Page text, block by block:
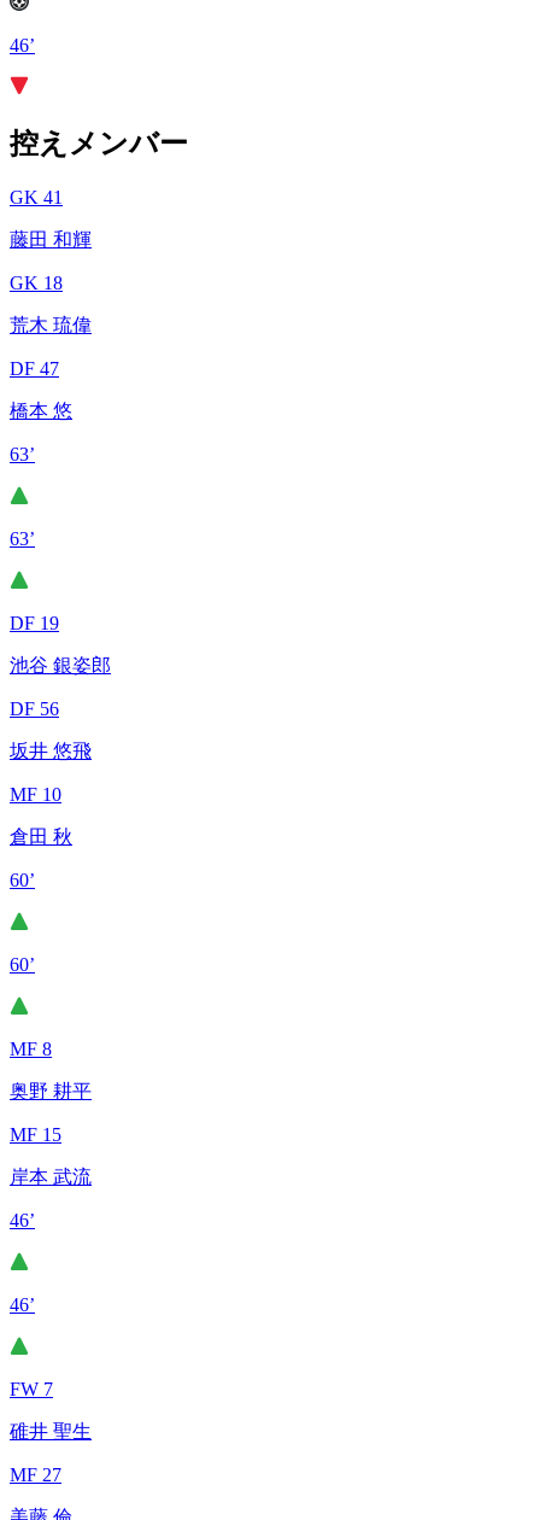
46’
控えメンバー
GK 41
藤田 和輝
GK 18
荒木 琉偉
DF 47
橋本 悠
63’
63’
DF 19
池谷 銀姿郎
DF 56
坂井 悠飛
MF 10
倉田 秋
60’
60’
MF 8
奥野 耕平
MF 15
岸本 武流
46’
46’
FW 7
碓井 聖生
MF 27